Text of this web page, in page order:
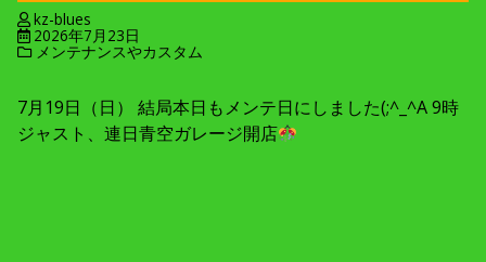
kz-blues
2026年7月23日
メンテナンスやカスタム
7月19日（日） 結局本日もメンテ日にしました(;^_^A 9時
ジャスト、連日青空ガレージ開店